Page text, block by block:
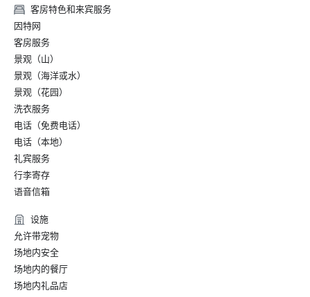
各第 #5 最佳度假村和最佳酒店
• 2022年旅行神话大奖
• 2021 年 Prevue Visionary Awards — 金奖得主：加勒比/墨
西哥最佳酒店户外会议空间
提名
• 2026《今日美国》十佳读者之选——最佳目的地度假胜地
• 2026 年《康德纳斯特旅行家》— 最佳酒店
• 2026 年北极星会议集团斯特拉奖——国际和美国领土（入
围决赛）
最佳高尔夫度假村
最佳装饰/设计
最佳现场支持人员
• 2024 年智能会议白金选择奖
• Fodor 的 2023 年酒店大奖 — 浪漫酒店类别
•《康德纳斯特旅行者》读者选择奖
• Hemispheres 读者选择奖
• 2022年世界会展奖——最佳激励酒店
客房特色和来宾服务
因特网
客房服务
景观（山）
景观（海洋或水）
景观（花园）
洗衣服务
电话（免费电话）
电话（本地）
礼宾服务
行李寄存
语音信箱
设施
允许带宠物
场地内安全
场地内的餐厅
场地内礼品店